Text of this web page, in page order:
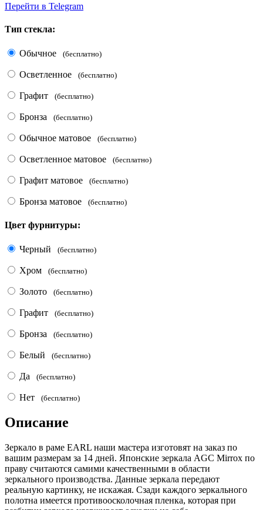
Перейти в Telegram
Тип стекла:
Обычное (бесплатно)
Осветленное (бесплатно)
Графит (бесплатно)
Бронза (бесплатно)
Обычное матовое (бесплатно)
Осветленное матовое (бесплатно)
Графит матовое (бесплатно)
Бронза матовое (бесплатно)
Цвет фурнитуры:
Черный (бесплатно)
Хром (бесплатно)
Золото (бесплатно)
Графит (бесплатно)
Бронза (бесплатно)
Белый (бесплатно)
Да (бесплатно)
Нет (бесплатно)
Описание
Зеркало в раме EARL наши мастера изготовят на заказ по
вашим размерам за 14 дней. Японские зеркала AGC Mirrox по
праву считаются самими качественными в области
зеркального производства. Данные зеркала передают
реальную картинку, не искажая. Сзади каждого зеркального
полотна имеется противоосколочная пленка, которая при